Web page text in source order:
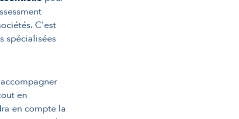
C'est
spécialisées
en
en compte la